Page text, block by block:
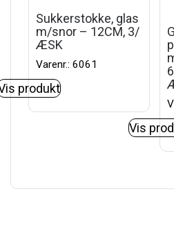
Sukkerstokke, glas
m/snor – 12CM, 3/
ÆSK
Varenr.: 6061
produkt
Vis